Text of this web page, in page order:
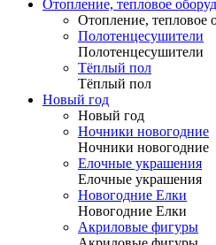
Отопление, тепловое
Отопление, тепловое
Полотенцесушители
Полотенцесушители
Тёплый пол
Тёплый пол
Новый год
Новый год
Ночники новогодние
Ночники новогодние
Елочные украшения
Елочные украшения
Новогодние Елки
Новогодние Елки
Акриловые фигуры